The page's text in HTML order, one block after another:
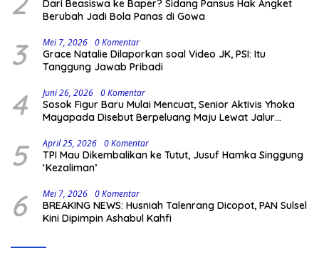
Dari Beasiswa ke Baper? Sidang Pansus Hak Angket
Berubah Jadi Bola Panas di Gowa
3 Mei 7, 2026 0 Komentar
Grace Natalie Dilaporkan soal Video JK, PSI: Itu
Tanggung Jawab Pribadi
4 Juni 26, 2026 0 Komentar
Sosok Figur Baru Mulai Mencuat, Senior Aktivis Yhoka
Mayapada Disebut Berpeluang Maju Lewat Jalur
5 April 25, 2026 0 Komentar
TPI Mau Dikembalikan ke Tutut, Jusuf Hamka Singgung
‘Kezaliman’
6 Mei 7, 2026 0 Komentar
BREAKING NEWS: Husniah Talenrang Dicopot, PAN Sulsel
Kini Dipimpin Ashabul Kahfi